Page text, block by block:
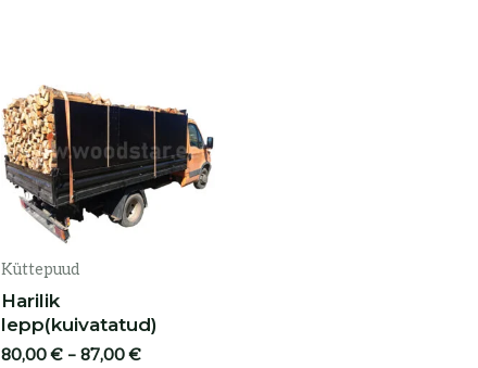
Küttepuud
Harilik
lepp(kuivatatud)
80,00€ – 87,00€